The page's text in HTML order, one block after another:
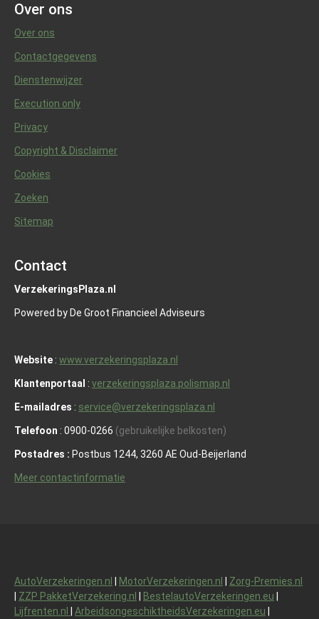
Over ons
Over ons
Contactgegevens
Dienstenwijzer
Execution only
Privacy
Copyright & Disclaimer
Cookies
Zoeken
Sitemap
Contact
VerzekeringsPlaza.nl
Powered by De Groot Financieel Adviseurs
Website : www.verzekeringsplaza.nl
Klantenportaal : verzekeringsplaza.polismap.nl
E-mailadres : service@verzekeringsplaza.nl
Telefoon : 0900-0266 (gebruikelijke belkosten)
Postadres : Postbus 1244, 3260 AE Oud-Beijerland
Meer contactinformatie
AutoVerzekeringen.nl MotorVerzekeringen.nl
Zorg-Premies.nl
ZZP PakketVerzekering.nl BestelautoVerzekeringen.eu
Lijfrenten.nl
ArbeidsongeschiktheidsVerzekeringen.eu